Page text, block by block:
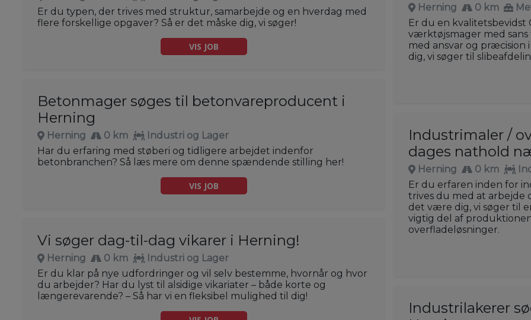
Er du typen, der trives med struktur, samarbejde og en hverdag med
flere forskellige opgaver? Så er det måske dig, vi søger!
VIS JOB
Herning 0 km
Er du en
værktøjsmager med sans
med ansvar og
dig, vi søger til
Betonmager søges til betonvareproducent i
Herning
Herning 0 km
Industri og Lager
Har du erfaring med støberi og tidligere arbejdet indenfor
betonbranchen? Så læs mere om denne spændende stilling her!
VIS JOB
Industrimaler /
dages nathold
Herning 0 km
Er du erfaren inden for
trives du med at arbejde
det være dig, vi søger til
vigtig del af
overfladeløsninger.
Vi søger dag-til-dag vikarer i Herning!
Herning 0 km
Industri og Lager
Er du klar på nye udfordringer og vil selv bestemme, hvornår og hvor
du arbejder? Har du lyst til alsidige vikariater – både korte og
længerevarende? – Så har vi en fleksibel mulighed til dig!
Industrilakerer